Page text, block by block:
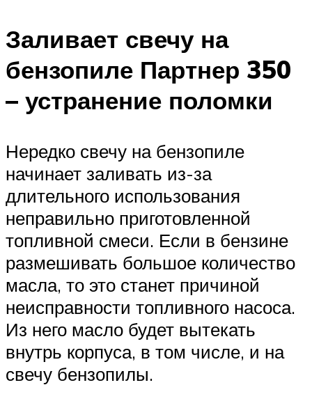
Заливает свечу на
бензопиле Партнер 350
– устранение поломки
Нередко свечу на бензопиле
начинает заливать из-за
длительного использования
неправильно приготовленной
топливной смеси. Если в бензине
размешивать большое количество
масла, то это станет причиной
неисправности топливного насоса.
Из него масло будет вытекать
внутрь корпуса, в том числе, и на
свечу бензопилы.